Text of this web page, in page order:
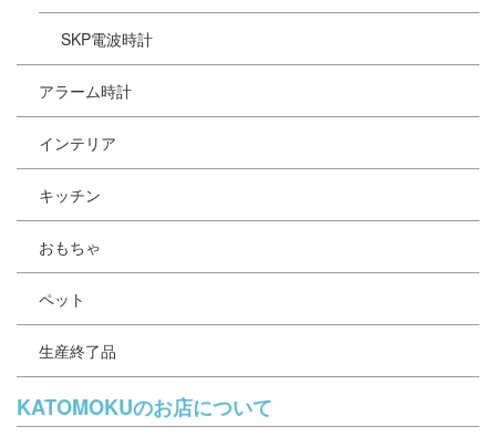
SKP電波時計
アラーム時計
インテリア
キッチン
おもちゃ
ペット
生産終了品
KATOMOKUのお店について